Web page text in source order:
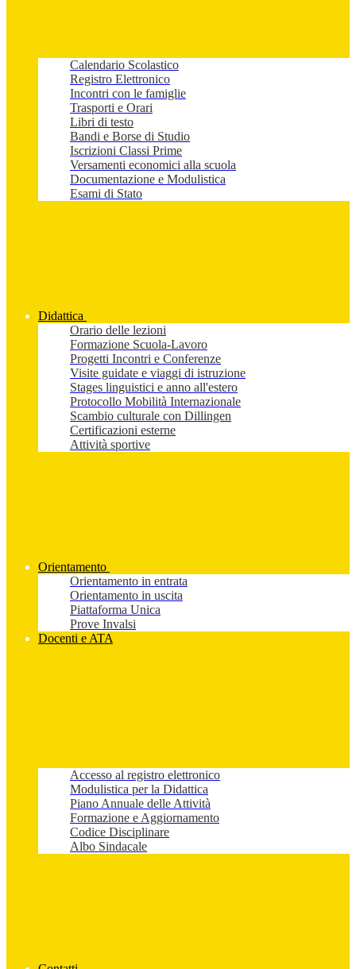
Calendario Scolastico
Registro Elettronico
Incontri con le famiglie
Trasporti e Orari
Libri di testo
Bandi e Borse di Studio
Iscrizioni Classi Prime
Versamenti economici alla scuola
Documentazione e Modulistica
Esami di Stato
Didattica
Orario delle lezioni
Formazione Scuola-Lavoro
Progetti Incontri e Conferenze
Visite guidate e viaggi di istruzione
Stages linguistici e anno all'estero
Protocollo Mobilità Internazionale
Scambio culturale con Dillingen
Certificazioni esterne
Attività sportive
Orientamento
Orientamento in entrata
Orientamento in uscita
Piattaforma Unica
Prove Invalsi
Docenti e ATA
Accesso al registro elettronico
Modulistica per la Didattica
Piano Annuale delle Attività
Formazione e Aggiornamento
Codice Disciplinare
Albo Sindacale